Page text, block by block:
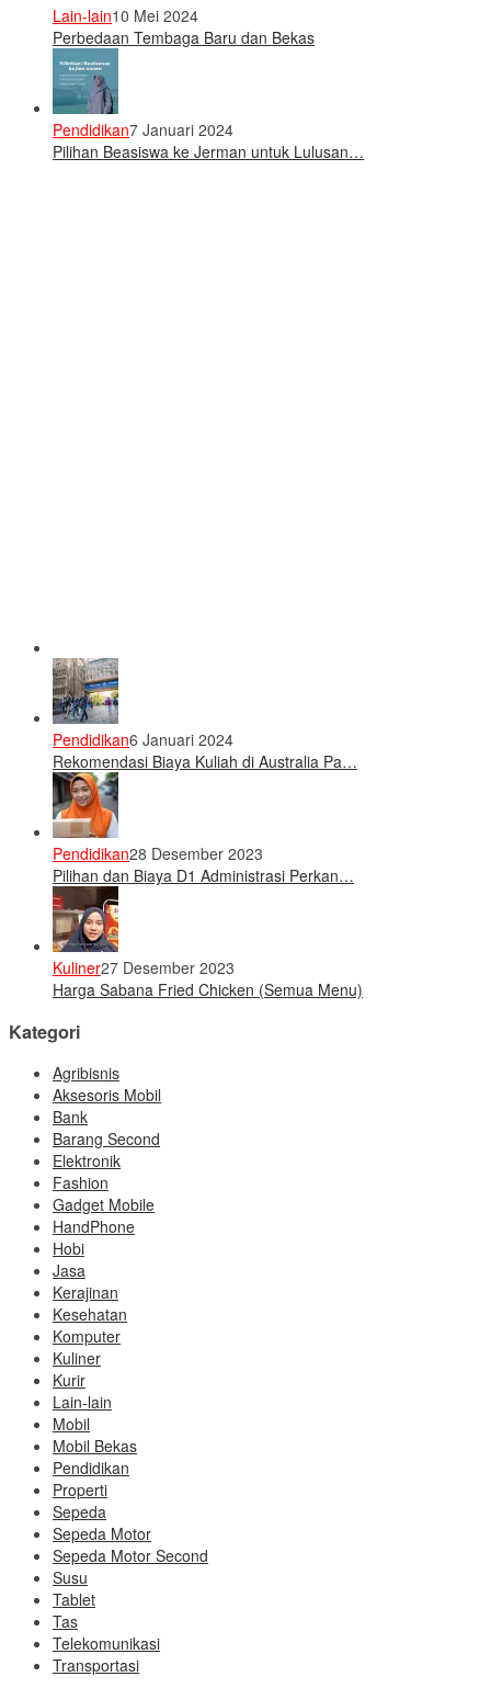
Lain-lain10 Mei 2024
Perbedaan Tembaga Baru dan Bekas
Pendidikan7 Januari 2024
Pilihan Beasiswa ke Jerman untuk Lulusan…
Pendidikan6 Januari 2024
Rekomendasi Biaya Kuliah di Australia Pa…
Pendidikan28 Desember 2023
Pilihan dan Biaya D1 Administrasi Perkan…
Kuliner27 Desember 2023
Harga Sabana Fried Chicken (Semua Menu)
Kategori
Agribisnis
Aksesoris Mobil
Bank
Barang Second
Elektronik
Fashion
Gadget Mobile
HandPhone
Hobi
Jasa
Kerajinan
Kesehatan
Komputer
Kuliner
Kurir
Lain-lain
Mobil
Mobil Bekas
Pendidikan
Properti
Sepeda
Sepeda Motor
Sepeda Motor Second
Susu
Tablet
Tas
Telekomunikasi
Transportasi